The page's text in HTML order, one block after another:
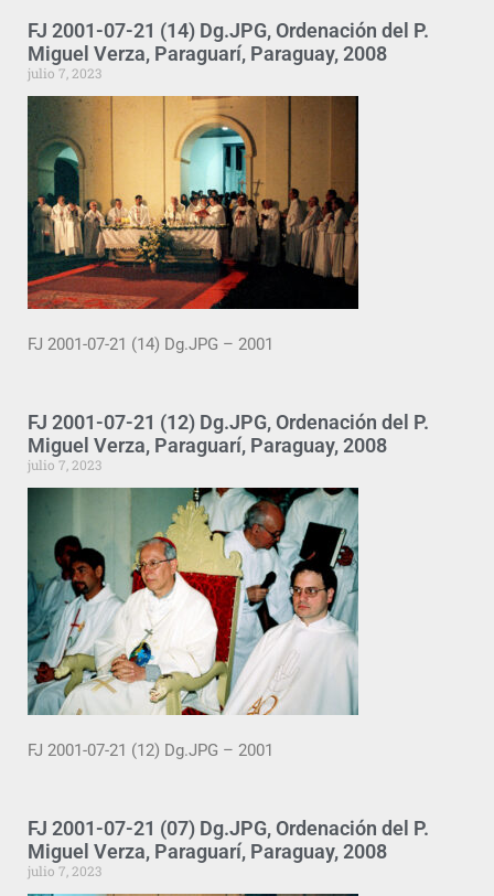
FJ 2001-07-21 (14) Dg.JPG, Ordenación del P.
Miguel Verza, Paraguarí, Paraguay, 2008
julio 7, 2023
FJ 2001-07-21 (14) Dg.JPG – 2001
FJ 2001-07-21 (12) Dg.JPG, Ordenación del P.
Miguel Verza, Paraguarí, Paraguay, 2008
julio 7, 2023
FJ 2001-07-21 (12) Dg.JPG – 2001
FJ 2001-07-21 (07) Dg.JPG, Ordenación del P.
Miguel Verza, Paraguarí, Paraguay, 2008
julio 7, 2023